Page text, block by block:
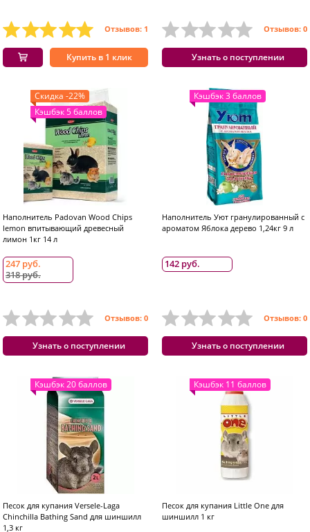
Отзывов: 1
Купить в 1 клик
Отзывов: 0
Узнать о поступлении
Скидка -22%
Кэшбэк 5 баллов
Наполнитель Padovan Wood Chips
lemon впитывающий древесный
лимон 1кг 14 л
247 руб.
318 руб.
Отзывов: 0
Узнать о поступлении
Кэшбэк 3 баллов
Наполнитель Уют гранулированный с
ароматом Яблока дерево 1,24кг 9 л
142 руб.
Отзывов: 0
Узнать о поступлении
Кэшбэк 20 баллов
Песок для купания Versele-Laga
Chinchilla Bathing Sand для шиншилл
1,3 кг
Кэшбэк 11 баллов
Песок для купания Little One для
шиншилл 1 кг